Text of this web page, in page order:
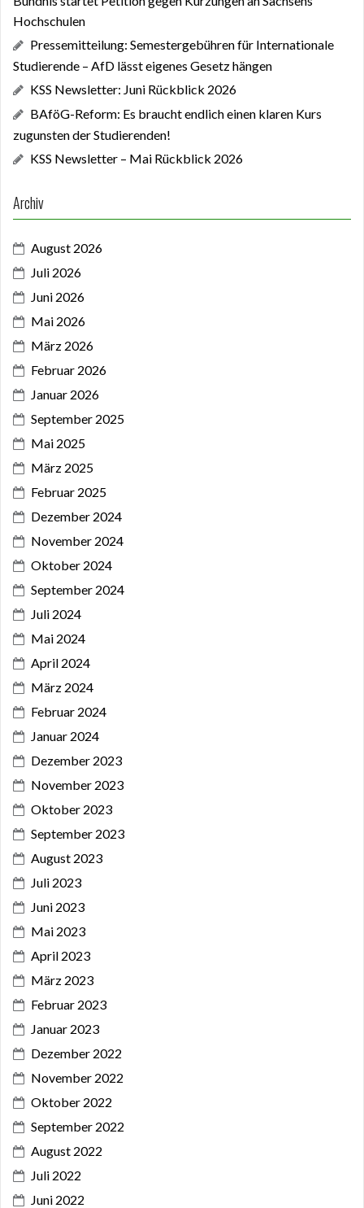
Hochschulen
Pressemitteilung: Semestergebühren für Internationale
Studierende – AfD lässt eigenes Gesetz hängen
KSS Newsletter: Juni Rückblick 2026
BAföG-Reform: Es braucht endlich einen klaren Kurs
zugunsten der Studierenden!
KSS Newsletter – Mai Rückblick 2026
Archiv
August 2026
Juli 2026
Juni 2026
Mai 2026
März 2026
Februar 2026
Januar 2026
September 2025
Mai 2025
März 2025
Februar 2025
Dezember 2024
November 2024
Oktober 2024
September 2024
Juli 2024
Mai 2024
April 2024
März 2024
Februar 2024
Januar 2024
Dezember 2023
November 2023
Oktober 2023
September 2023
August 2023
Juli 2023
Juni 2023
Mai 2023
April 2023
März 2023
Februar 2023
Januar 2023
Dezember 2022
November 2022
Oktober 2022
September 2022
August 2022
Juli 2022
Juni 2022